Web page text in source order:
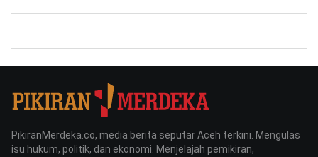
PikiranMerdeka.co, media berita seputar Aceh terkini. Mengulas
isu hukum, politik, dan ekonomi. Menjelajah pemikiran,